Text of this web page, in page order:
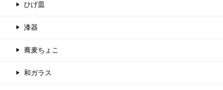
ひげ皿
漆器
蕎麦ちょこ
和ガラス